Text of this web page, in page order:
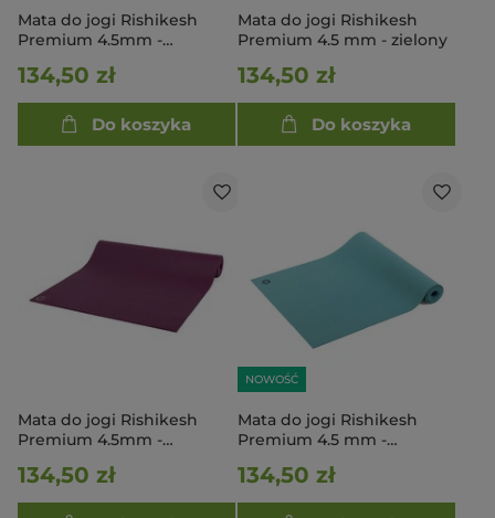
Mata do jogi Rishikesh
Premium 4.5mm -
134,50 zł
Do koszyka
Mata do jogi Rishikesh
Premium 4.5 mm - zielony
134,50 zł
Do koszyka
Mata do jogi Rishikesh
Premium 4.5mm -
134,50 zł
NOWOŚĆ
Mata do jogi Rishikesh
Premium 4.5 mm -
134,50 zł